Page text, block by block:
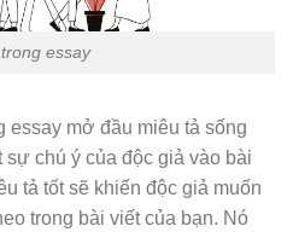
essay
essay mở đầu miêu tả sống
chú ý của độc giả vào bài
tả tốt sẽ khiến độc giả muốn
trong bài viết của bạn. Nó